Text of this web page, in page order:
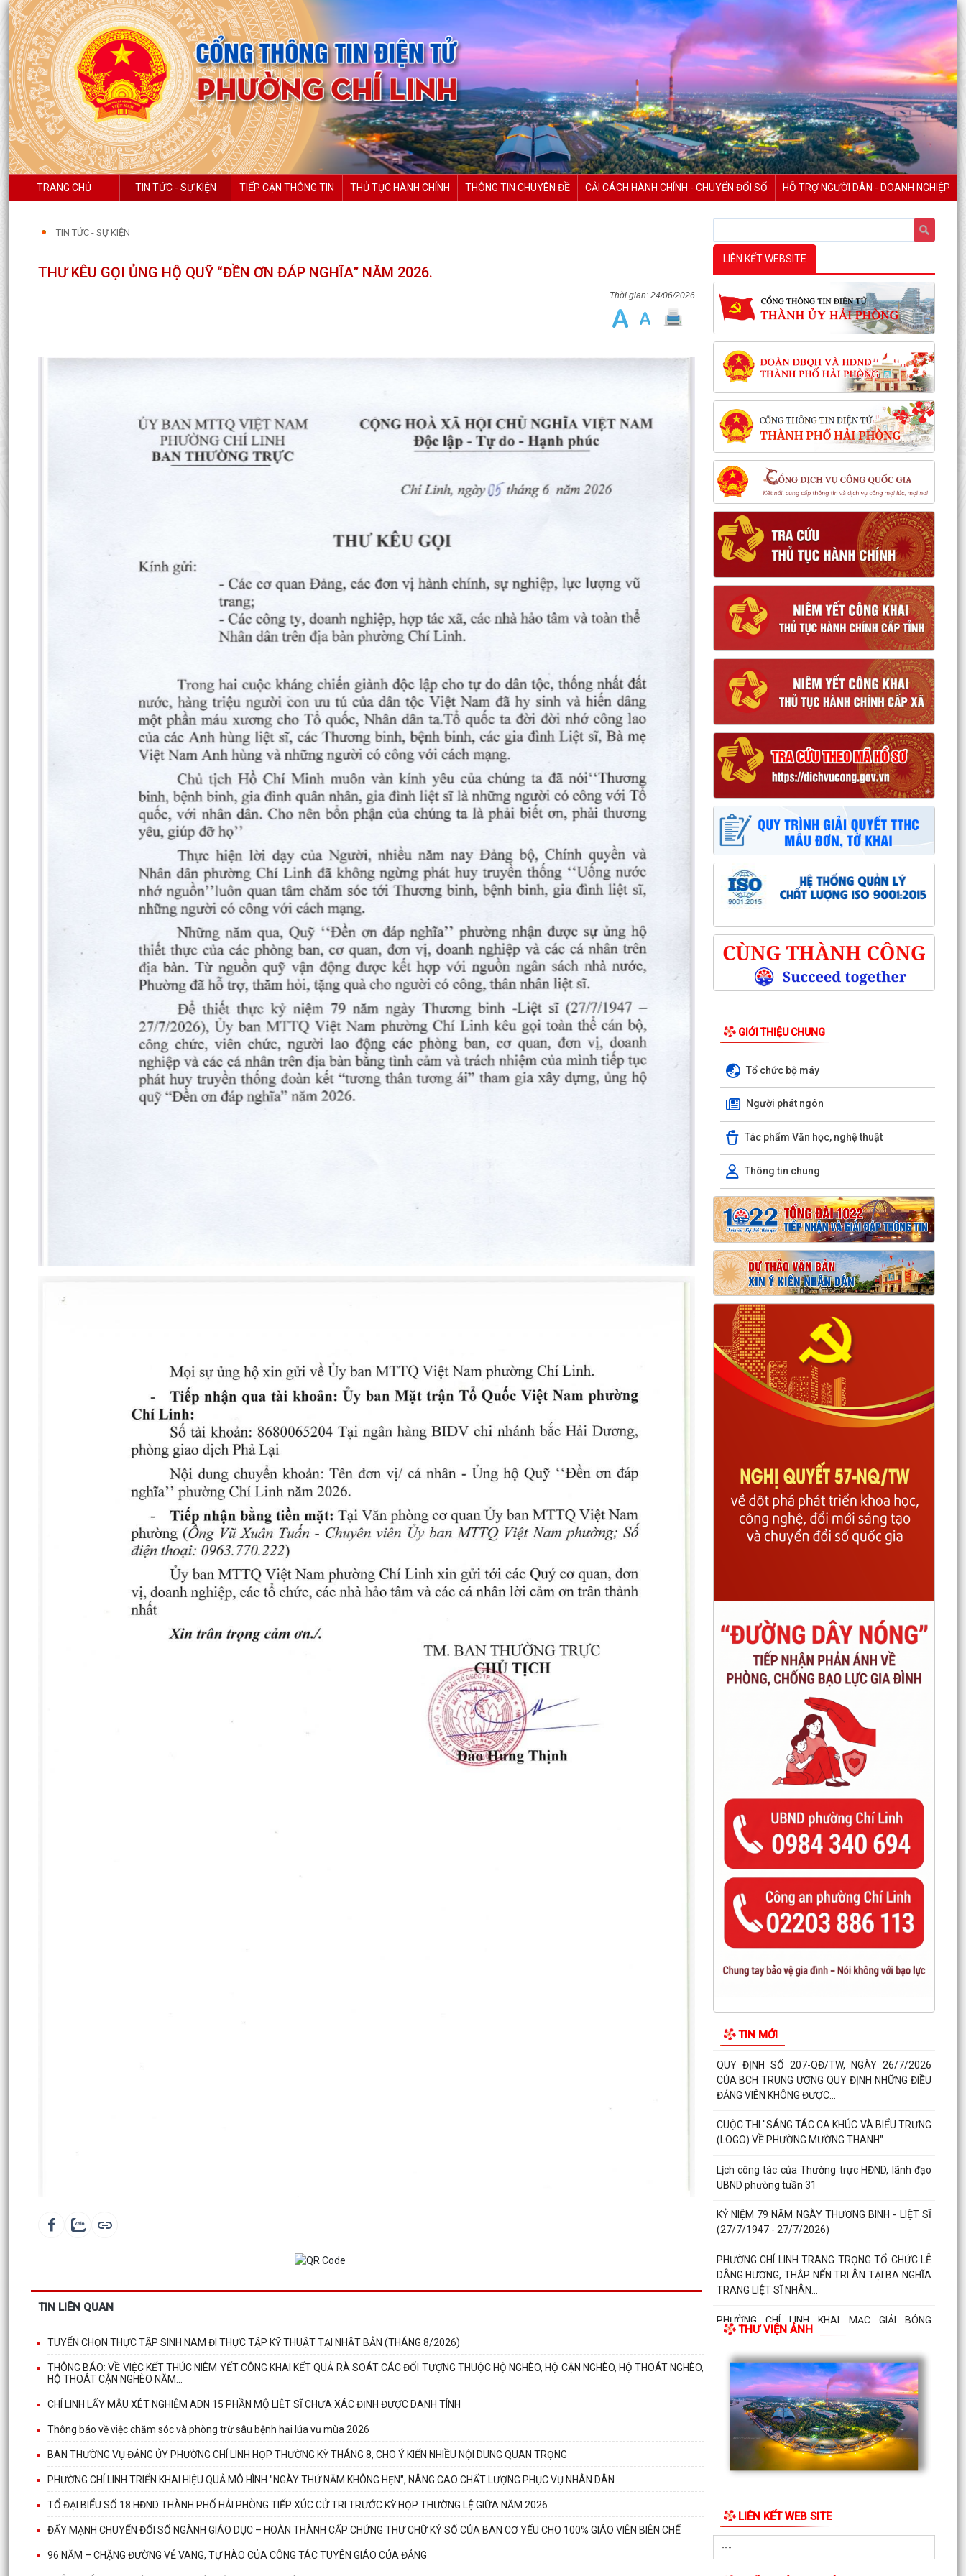
TRANG CHỦ TIN TỨC - SỰ KIỆN TIẾP CẬN THÔNG TIN THỦ TỤC HÀNH CHÍNH THÔNG TIN CHUYÊN ĐỀ CẢI CÁCH HÀNH CHÍNH - CHUYỂN ĐỔI SỐ HỖ TRỢ NGƯỜI DÂN - DOANH NGHIỆP
TIN TỨC - SỰ KIỆN
THƯ KÊU GỌI ỦNG HỘ QUỸ “ĐỀN ƠN ĐÁP NGHĨA” NĂM 2026.
24/06/2026
TIN LIÊN QUAN
TUYỂN CHỌN THỰC TẬP SINH NAM ĐI THỰC TẬP KỸ THUẬT TẠI NHẬT BẢN (THÁNG 8/2026)
THÔNG BÁO: VỀ VIỆC KẾT THÚC NIÊM YẾT CÔNG KHAI KẾT QUẢ RÀ SOÁT CÁC ĐỐI TƯỢNG THUỘC HỘ NGHÈO, HỘ CẬN NGHÈO, HỘ THOÁT NGHÈO,
HỘ THOÁT CẬN NGHÈO NĂM...
CHÍ LINH LẤY MẪU XÉT NGHIỆM ADN 15 PHẦN MỘ LIỆT SĨ CHƯA XÁC ĐỊNH ĐƯỢC DANH TÍNH
Thông báo về việc chăm sóc và phòng trừ sâu bệnh hại lúa vụ mùa 2026
BAN THƯỜNG VỤ ĐẢNG ỦY PHƯỜNG CHÍ LINH HỌP THƯỜNG KỲ THÁNG 8, CHO Ý KIẾN NHIỀU NỘI DUNG QUAN TRỌNG
PHƯỜNG CHÍ LINH TRIỂN KHAI HIỆU QUẢ MÔ HÌNH "NGÀY THỨ NĂM KHÔNG HẸN", NÂNG CAO CHẤT LƯỢNG PHỤC VỤ NHÂN DÂN
TỔ ĐẠI BIỂU SỐ 18 HĐND THÀNH PHỐ HẢI PHÒNG TIẾP XÚC CỬ TRI TRƯỚC KỲ HỌP THƯỜNG LỆ GIỮA NĂM 2026
ĐẨY MẠNH CHUYỂN ĐỔI SỐ NGÀNH GIÁO DỤC – HOÀN THÀNH CẤP CHỨNG THƯ CHỮ KÝ SỐ CỦA BAN CƠ YẾU CHO 100% GIÁO VIÊN BIÊN CHẾ
96 NĂM – CHẶNG ĐƯỜNG VẺ VANG, TỰ HÀO CỦA CÔNG TÁC TUYÊN GIÁO CỦA ĐẢNG
LIÊN KẾT WEBSITE
GIỚI THIỆU CHUNG
Tổ chức bộ máy
Người phát ngôn
Tác phẩm Văn học, nghệ thuật
Thông tin chung
TIN MỚI
TUYỂN CHỌN THỰC TẬP SINH NAM ĐI THỰC
TẬP KỸ THUẬT TẠI NHẬT BẢN (THÁNG 8/2026)
THÔNG BÁO: VỀ VIỆC KẾT THÚC NIÊM YẾT
CÔNG KHAI KẾT QUẢ RÀ SOÁT CÁC ĐỐI TƯỢNG
THUỘC HỘ NGHÈO, HỘ...
CHÍ LINH LẤY MẪU XÉT NGHIỆM ADN 15 PHẦN
MỘ LIỆT SĨ CHƯA XÁC ĐỊNH ĐƯỢC DANH TÍNH
Thông báo về việc chăm sóc và phòng trừ sâu
bệnh hại lúa vụ mùa 2026
NỘI DUNG QUAN TRỌNG
PHƯỜNG CHÍ LINH TRIỂN KHAI HIỆU QUẢ MÔ
HÌNH "NGÀY THỨ NĂM KHÔNG HẸN", NÂNG CAO
CHẤT LƯỢNG PHỤC VỤ...
HOÀN THÀNH CẤP CHỨNG THƯ CHỮ KÝ SỐ
CỦA BAN CƠ YẾU CHO 100%...
96 NĂM – CHẶNG ĐƯỜNG VẺ VANG, TỰ HÀO
CỦA CÔNG TÁC TUYÊN GIÁO CỦA ĐẢNG
THÔNG BÁO Niêm yết công khai kết quả rà soát
các đối tượng thuộc hộ nghèo, hộ cận nghèo, hộ
TÍCH CỰC THAM GIA CHUYỂN ĐỔI SỐ, THANH
THỰC SỐ HẢI PHÒNG –...
CHUYỂN ĐỔI SỐ – ĐỘNG LỰC XÂY DỰNG CHÍNH
QUYỀN PHỤC VỤ, XÃ HỘI VĂN MINH, HIỆN ĐẠI
HĐND PHƯỜNG CHÍ LINH KHÓA II TỔ CHỨC
THÀNH CÔNG KỲ HỌP THỨ III, QUYẾT NGHỊ
NHIỀU GIẢI PHÁP THÚC ĐẨY...
HỘI NGHỊ TẬP HUẨN TRIỀN KHAI THỦ TỤC HÀNH
(GIAI ĐOẠN 2)
KHAI THỰC HIỆN NGHỊ...
QUY ĐỊNH SỐ 207-QĐ/TW, NGÀY 26/7/2026
CỦA BCH TRUNG ƯƠNG QUY ĐỊNH NHỮNG ĐIỀU
ĐẢNG VIÊN KHÔNG ĐƯỢC...
CUỘC THI "SÁNG TÁC CA KHÚC VÀ BIỂU TRƯNG
(LOGO) VỀ PHƯỜNG MƯỜNG THANH"
Lịch công tác của Thường trực HĐND, lãnh đạo
UBND phường tuần 31
KỶ NIỆM 79 NĂM NGÀY THƯƠNG BINH - LIỆT SĨ
(27/7/1947 - 27/7/2026)
PHƯỜNG CHÍ LINH TRANG TRỌNG TỔ CHỨC LỄ
DÂNG HƯƠNG, THẮP NẾN TRI ÂN TẠI BA NGHĨA
TRANG LIỆT SĨ NHÂN...
PHƯỜNG CHÍ LINH KHAI MẠC GIẢI BÓNG
CHUYỀN HƠI NAM CÁC TỔ DÂN PHỐ NĂM 2026
TRƯỜNG MẦM NON PHẢ LẠI TỔ CHỨC HOẠT
ĐỘNG TRI ÂN NHÂN KỶ NIỆM 79 NĂM NGÀY
THƯƠNG BINH – LIỆT SĨ
QUYẾT ĐỊNH Về việc bổ nhiệm vào chức danh
nghề nghiệp và xếp lương đối với viên chức
trúng tuyển kỳ...
ĐIỆN TỬ TIẾP NHẬN THÔNG...
THƯỜNG TRỰC ĐẢNG ỦY PHƯỜNG CHÍ LINH
THĂM, TẶNG QUÀ NGƯỜI CÓ CÔNG NHÂN DỊP
THƯ VIỆN ẢNH
LIÊN KẾT WEB SITE